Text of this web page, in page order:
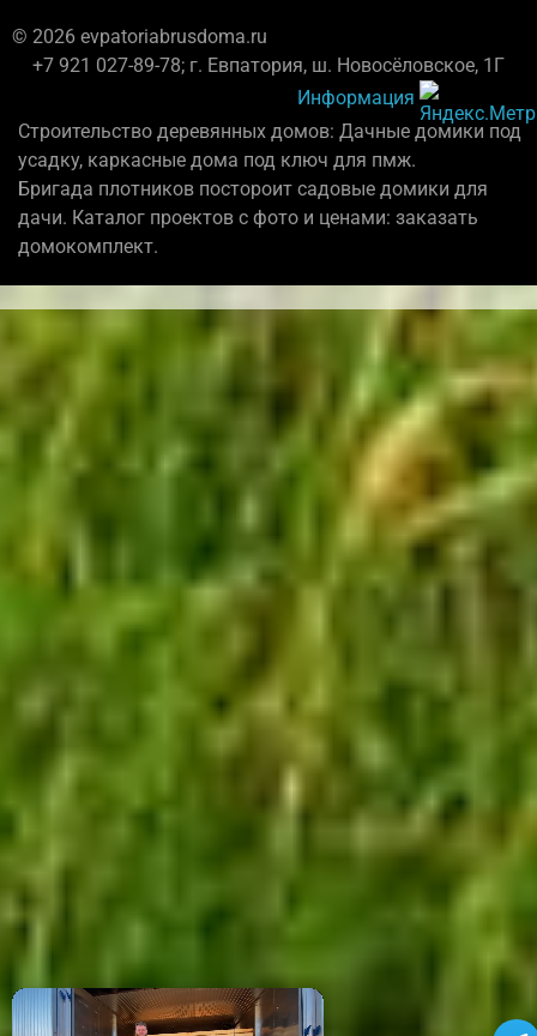
© 2026 evpatoriabrusdoma.ru
+7 921 027-89-78; г. Евпатория, ш. Новосёловское, 1Г
Информация
Строительство деревянных домов: Дачные домики под
усадку, каркасные дома под ключ для пмж.
Бригада плотников постороит садовые домики для
дачи. Каталог проектов с фото и ценами: заказать
домокомплект.